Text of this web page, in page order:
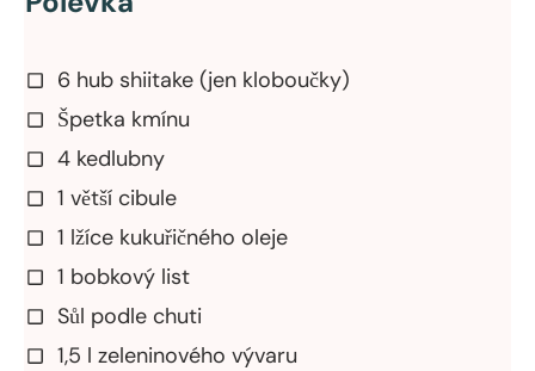
6 hub shiitake (jen kloboučky)
Špetka kmínu
4 kedlubny
1 větší cibule
1 lžíce kukuřičného oleje
1 bobkový list
Sůl podle chuti
1,5 l zeleninového vývaru